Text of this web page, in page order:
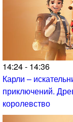
14:24 - 14:36
Карли –
приключений.
королевство